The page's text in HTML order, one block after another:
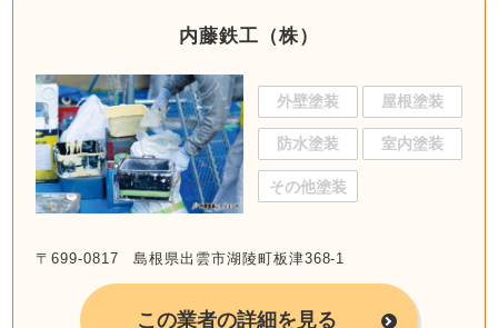
内藤鉄工（株）
外壁塗装 屋根塗装
防水塗装 室内塗装
その他塗装
〒699-0817 島根県出雲市湖陵町板津368-1
この業者の詳細を見る